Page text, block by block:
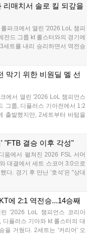
리매치서 솔로 킬 되갚을
파크에서 열린 '2026 LoL 챔피
전드 그룹 kt 롤스터와의 경기에
세트를 내리 승리하면서 역전승
는 4위 kt 롤스터를 1승 차이로
막기 위한 비원딜 멜 선
에서 열린 '2026 LoL 챔피언스
그룹, 디플러스 기아전에서 1:2
출발했지만, 2세트부터 바텀을
승리 플랜을 막아내지 못했다.
"FTB 결승 이후 각성"
움에서 펼쳐진 2026 FSL 서머
대결에서 세트 스코어 3:0으로
다. 경기 후 만난 '호석'은 "상대
승산이 있을 것 같았다"고 말하
에 2:1 역전승...14승째
'2026 LoL 챔피언스 코리아
플러스 기아와 kt 롤스터의 대
을 거뒀다. 2세트는 '커리어' 오
이 빛났고, 3세트에서는 라인